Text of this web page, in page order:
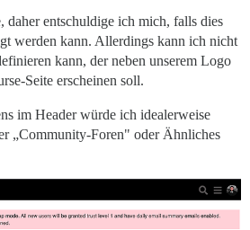
daher entschuldige ich mich, falls dies
werden kann. Allerdings kann ich nicht
kann, der neben unserem Logo
Seite erscheinen soll.
im Header würde ich idealerweise
„Community-Foren" oder Ähnliches